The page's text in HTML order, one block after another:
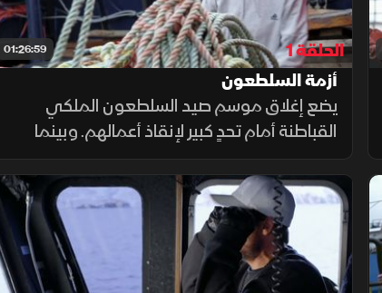
01:26:59
الحلقة 1
أزمة السلطعون
يضع إغلاق موسم صيد السلطعون الملكي
القباطنة أمام تحدٍ كبير لإنقاذ أعمالهم. وبينما
يطارد سيغ السلطعون الروسي الغازي في
النرويج، يسعى جون وجوش وكيسي للاستفادة
من ارتفاع أسعار نوع جديد.. فهل تنجح خططهم؟